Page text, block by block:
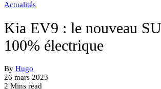
Actualités
Kia EV9 : le nouveau
100% électrique
By Hugo
26 mars 2023
2 Mins read